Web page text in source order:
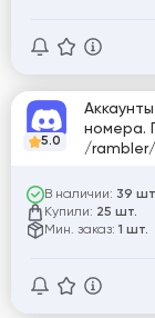
5.0
номера.
/rambler/
В наличии: 39
Купили: 25 шт.
Мин. заказ: 1 шт.